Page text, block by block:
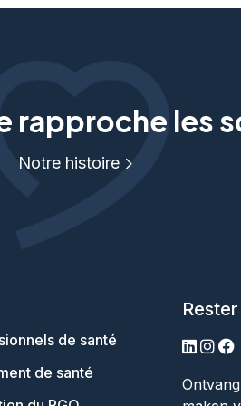
rapproche les
Notre histoire
de santé
de santé
LinkedIn